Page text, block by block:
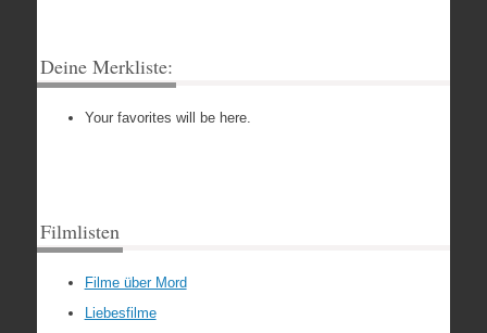
Deine Merkliste:
Your favorites will be here.
Filmlisten
Filme über Mord
Liebesfilme